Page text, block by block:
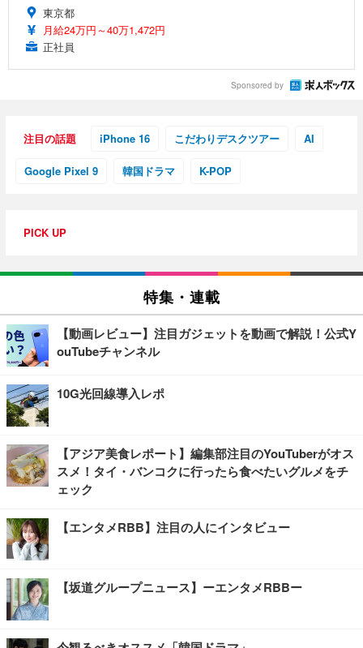
東京都
月給24万円～40万1,472円
正社員
Sponsored by
注目の話題 iPhone 16 こだわりデスクツアー AI
Google Pixel 9 韓国ドラマ K-POP
PICK UP
特集・連載
【動画レビュー】注目ガジェットを動画で解説！公式Y
ouTubeチャンネル
10G光回線導入レポ
【アジア美食レポート】編集部注目のYouTuberがオス
スメ！タイ・バンコクに行ったら食べたいグルメをチ
ェック
【エンタメRBB】注目の人にインタビュー
【坂道グループニュース】ーエンタメRBBー